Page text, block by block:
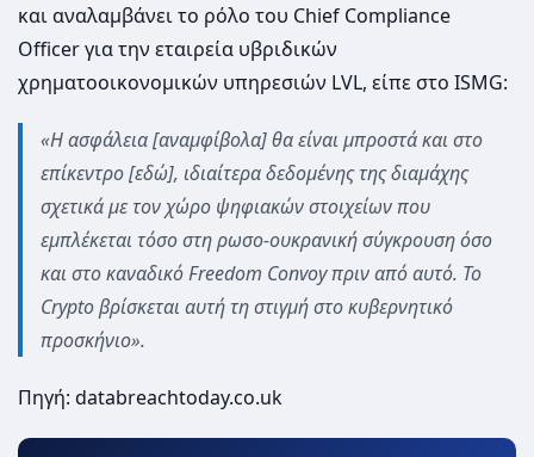
και αναλαμβάνει το ρόλο του Chief Compliance
Officer για την εταιρεία υβριδικών
χρηματοοικονομικών υπηρεσιών LVL, είπε στο ISMG:
«Η ασφάλεια [αναμφίβολα] θα είναι μπροστά και στο
επίκεντρο [εδώ], ιδιαίτερα δεδομένης της διαμάχης
σχετικά με τον χώρο ψηφιακών στοιχείων που
εμπλέκεται τόσο στη ρωσο-ουκρανική σύγκρουση όσο
και στο καναδικό Freedom Convoy πριν από αυτό. Το
Crypto βρίσκεται αυτή τη στιγμή στο κυβερνητικό
προσκήνιο».
Πηγή: databreachtoday.co.uk